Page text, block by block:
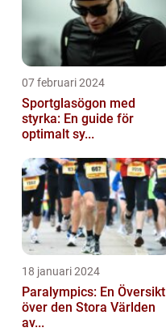
07 februari 2024
Sportglasögon med
styrka: En guide för
optimalt sy...
18 januari 2024
Paralympics: En Översikt
över den Stora Världen
av...